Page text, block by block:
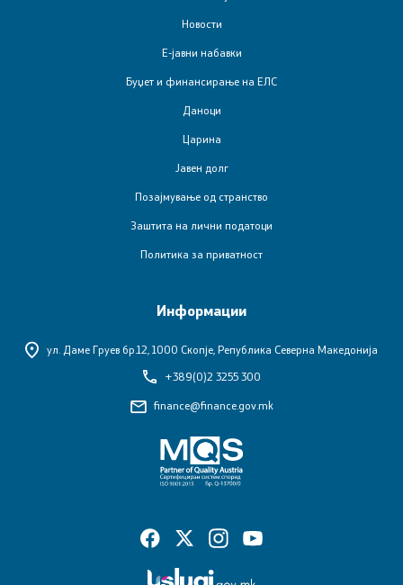
Новости
Е-јавни набавки
Буџет и финансирање на ЕЛС
Даноци
Царина
Јавен долг
Позајмување од странство
Заштита на лични податоци
Политика за приватност
Информации
ул. Даме Груев бр.12, 1000 Скопје, Република Северна Македонија
+389(0)2 3255 300
finance@finance.gov.mk